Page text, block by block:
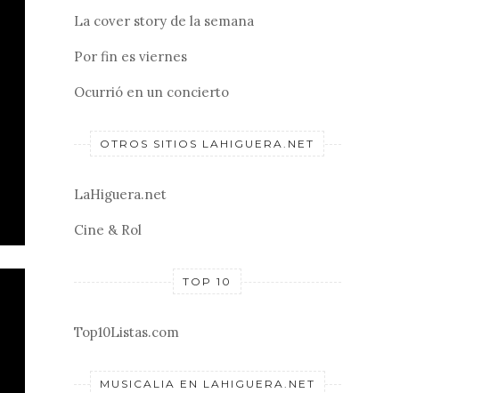
La cover story de la semana
Por fin es viernes
Ocurrió en un concierto
OTROS SITIOS LAHIGUERA.NET
LaHiguera.net
Cine & Rol
TOP 10
Top10Listas.com
MUSICALIA EN LAHIGUERA.NET